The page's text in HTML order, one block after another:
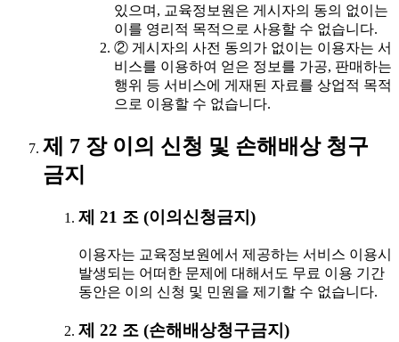
있으며, 교육정보원은 게시자의 동의 없이는
이를 영리적 목적으로 사용할 수 없습니다.
② 게시자의 사전 동의가 없이는 이용자는 서
비스를 이용하여 얻은 정보를 가공, 판매하는
행위 등 서비스에 게재된 자료를 상업적 목적
으로 이용할 수 없습니다.
제 7 장 이의 신청 및 손해배상 청구
금지
제 21 조 (이의신청금지)
이용자는 교육정보원에서 제공하는 서비스 이용시
발생되는 어떠한 문제에 대해서도 무료 이용 기간
동안은 이의 신청 및 민원을 제기할 수 없습니다.
제 22 조 (손해배상청구금지)